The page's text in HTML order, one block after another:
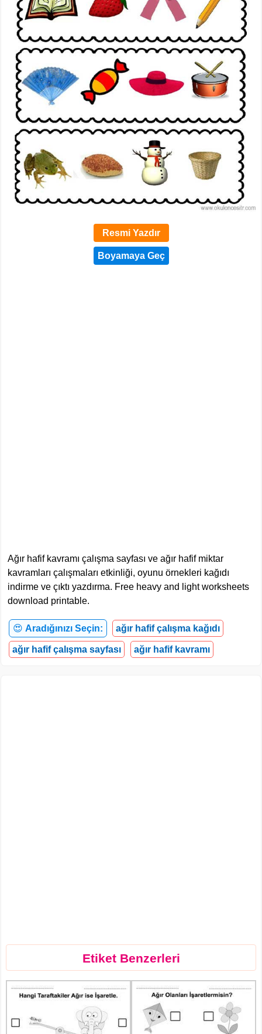
Resmi Yazdır
Ağır hafif kavramı çalışma sayfası ve ağır hafif miktar
kavramları çalışmaları etkinliği, oyunu örnekleri kağıdı
indirme ve çıktı yazdırma. Free heavy and light worksheets
download printable.
😍 Aradığınızı Seçin: ağır hafif çalışma kağıdı
ağır hafif çalışma sayfası ağır hafif kavramı
Etiket Benzerleri